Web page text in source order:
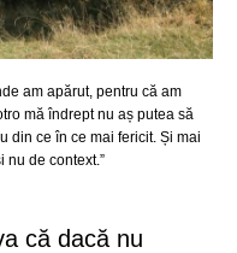
am apărut, pentru că am
mă îndrept nu aș putea să
din ce în ce mai fericit. Și mai
nu de context.”
că dacă nu